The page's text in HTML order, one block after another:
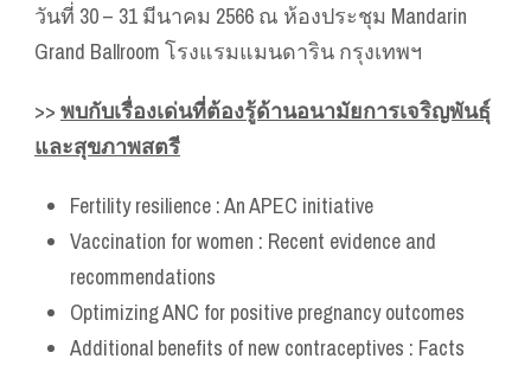
วันที่ 30 – 31 มีนาคม 2566 ณ ห้องประชุม Mandarin
Grand Ballroom โรงแรมแมนดาริน กรุงเทพฯ
>> พบกับเรื่องเด่นที่ต้องรู้ด้านอนามัยการเจริญพันธุ์
และสุขภาพสตรี
Fertility resilience : An APEC initiative
Vaccination for women : Recent evidence and
recommendations
Optimizing ANC for positive pregnancy outcomes
Additional benefits of new contraceptives : Facts